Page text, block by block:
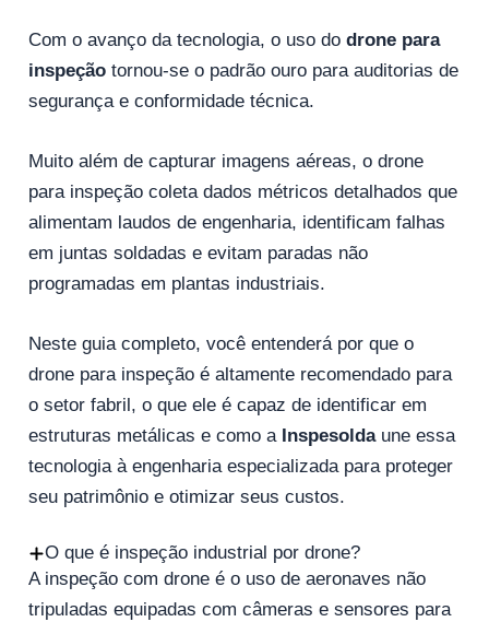
Com o avanço da tecnologia, o uso dodrone para
inspeção tornou-se o padrão ouro para auditorias de
segurança e conformidade técnica.
Muito além de capturar imagens aéreas, o drone
para inspeção coleta dados métricos detalhados que
alimentam laudos de engenharia, identificam falhas
em juntas soldadas e evitam paradas não
programadas em plantas industriais.
Neste guia completo, você entenderá por que o
drone para inspeção é altamente recomendado para
o setor fabril, o que ele é capaz de identificar em
estruturas metálicas e como a Inspesoldaune essa
tecnologia à engenharia especializada para proteger
seu patrimônio e otimizar seus custos.
O que é inspeção industrial por drone?
A inspeção com drone é o uso de aeronaves não
tripuladas equipadas com câmeras e sensores para